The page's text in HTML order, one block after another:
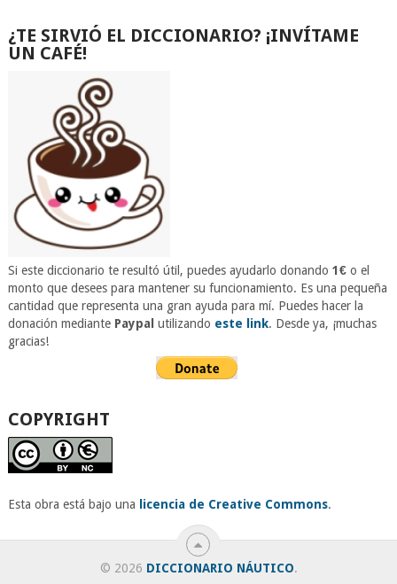
¿TE SIRVIÓ EL DICCIONARIO? ¡INVÍTAME
UN CAFÉ!
Si este diccionario te resultó útil, puedes ayudarlo donando 1€o el
monto que desees para mantener su funcionamiento. Es una pequeña
cantidad que representa una gran ayuda para mí. Puedes hacer la
donación mediante Paypal utilizando este link. Desde ya, ¡muchas
gracias!
COPYRIGHT
Esta obra está bajo una licencia de Creative Commons.
© 2026 DICCIONARIO NÁUTICO.